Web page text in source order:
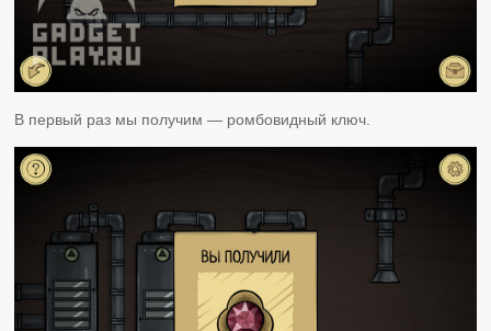
В первый раз мы получим — ромбовидный ключ.